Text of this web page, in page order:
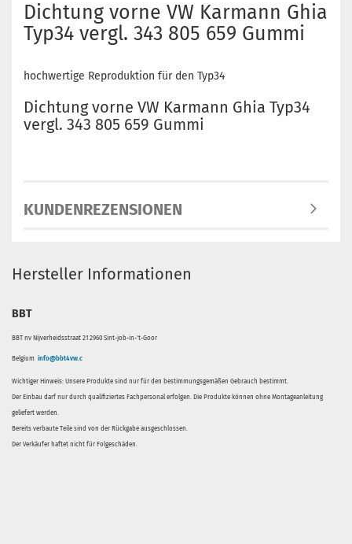
Dichtung vorne VW Karmann Ghia
Typ34 vergl. 343 805 659 Gummi
hochwertige Reproduktion für den Typ34
Dichtung vorne VW Karmann Ghia Typ34
vergl. 343 805 659 Gummi
KUNDENREZENSIONEN
Hersteller Informationen
BBT
BBT nv Nijverheidsstraat 21 2960 Sint-job-in-'t-Goor
Belgium info@bbt4vw.c
Wichtiger Hinweis: Unsere Produkte sind nur für den bestimmungsgemäßen Gebrauch bestimmt.
Der Einbau darf nur durch qualifiziertes Fachpersonal erfolgen. Die Produkte können ohne Montageanleitung
geliefert werden.
Bereits verbaute Teile sind von der Rückgabe ausgeschlossen.
Der Verkäufer haftet nicht für Folgeschäden.